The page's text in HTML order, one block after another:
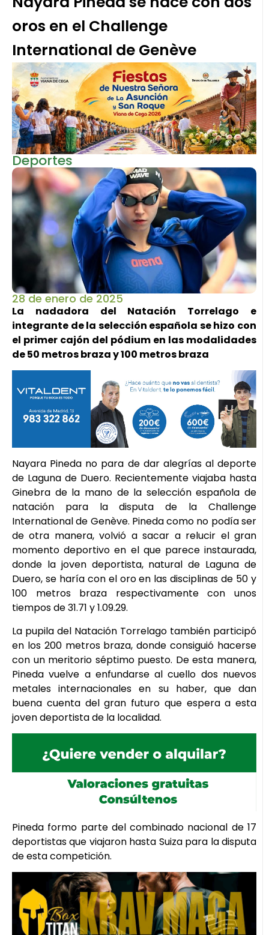
oros en el Challenge
International de Genève
Deportes
28 de enero de 2025
La nadadora del Natación Torrelago e
integrante de la selección española se hizo con
el primer cajón del pódium en las modalidades
de 50 metros braza y 100 metros braza
Nayara Pineda no para de dar alegrías al deporte
de Laguna de Duero. Recientemente viajaba hasta
Ginebra de la mano de la selección española de
natación para la disputa de la Challenge
International de Genève. Pineda como no podía ser
de otra manera, volvió a sacar a relucir el gran
momento deportivo en el que parece instaurada,
donde la joven deportista, natural de Laguna de
Duero, se haría con el oro en las disciplinas de 50 y
100 metros braza respectivamente con unos
tiempos de 31.71 y 1.09.29.
La pupila del Natación Torrelago también participó
en los 200 metros braza, donde consiguió hacerse
con un meritorio séptimo puesto. De esta manera,
Pineda vuelve a enfundarse al cuello dos nuevos
metales internacionales en su haber, que dan
buena cuenta del gran futuro que espera a esta
joven deportista de la localidad.
Pineda formo parte del combinado nacional de 17
deportistas que viajaron hasta Suiza para la disputa
de esta competición.